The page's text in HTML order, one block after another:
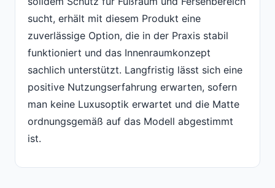
sucht, erhält mit diesem Produkt eine
zuverlässige Option, die in der Praxis stabil
funktioniert und das Innenraumkonzept
sachlich unterstützt. Langfristig lässt sich eine
positive Nutzungserfahrung erwarten, sofern
man keine Luxusoptik erwartet und die Matte
ordnungsgemäß auf das Modell abgestimmt
ist.